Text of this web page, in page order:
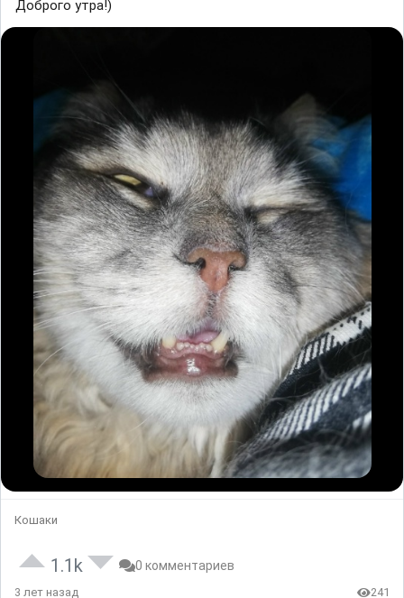
Доброго утра!)
Кошаки
1.1k 0 комментариев
3 лет назад 241